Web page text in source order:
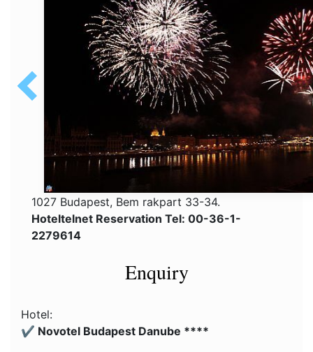
1027 Budapest, Bem rakpart 33-34.
Hoteltelnet Reservation Tel: 00-36-1-
2279614
Enquiry
Hotel:
✔️ Novotel Budapest Danube ****